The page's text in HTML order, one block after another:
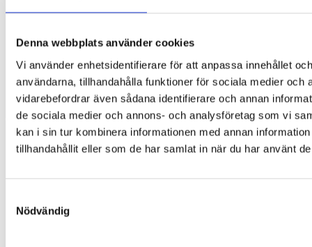
Denna webbplats använder cookies
Vi använder enhetsidentifierare för att anpassa innehållet
användarna, tillhandahålla funktioner för sociala medier och
vidarebefordrar även sådana identifierare och annan
de sociala medier och annons- och analysföretag som vi
kan i sin tur kombinera informationen med annan
tillhandahållit eller som de har samlat in när du har använt
Nödvändig